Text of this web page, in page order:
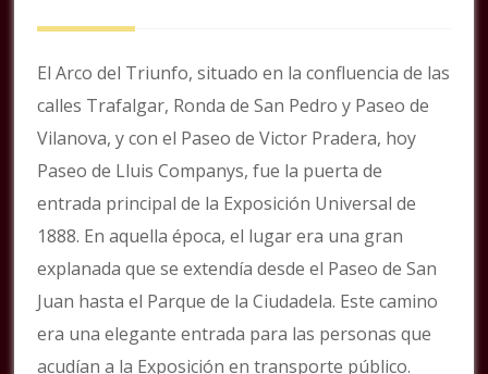
El Arco del Triunfo, situado en la confluencia de las
calles Trafalgar, Ronda de San Pedro y Paseo de
Vilanova, y con el Paseo de Victor Pradera, hoy
Paseo de Lluis Companys, fue la puerta de
entrada principal de la Exposición Universal de
1888. En aquella época, el lugar era una gran
explanada que se extendía desde el Paseo de San
Juan hasta el Parque de la Ciudadela. Este camino
era una elegante entrada para las personas que
acudían a la Exposición en transporte público.